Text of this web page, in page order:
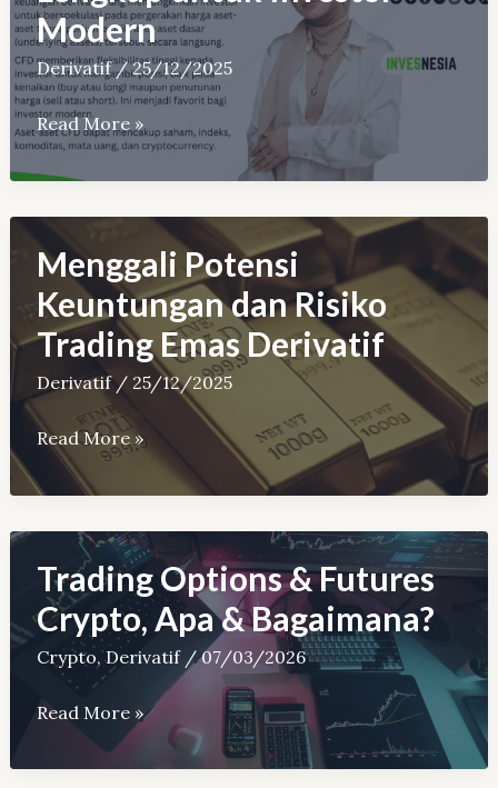
Saham
Spot
Modern
Derivatif/25/12/2025
Aset-
aset
CFD:
Panduan
Lengkap
untuk
Investor
Modern
Read More »
Menggali Potensi
Keuntungan dan Risiko
Trading Emas Derivatif
Derivatif/ 25/12/2025
Menggali
Potensi
Keuntungan
dan
Risiko
Trading
Emas
Derivatif
Read More »
Trading Options & Futures
Crypto, Apa & Bagaimana?
Crypto,Derivatif/07/03/2026
Trading
Options
&
Read More »